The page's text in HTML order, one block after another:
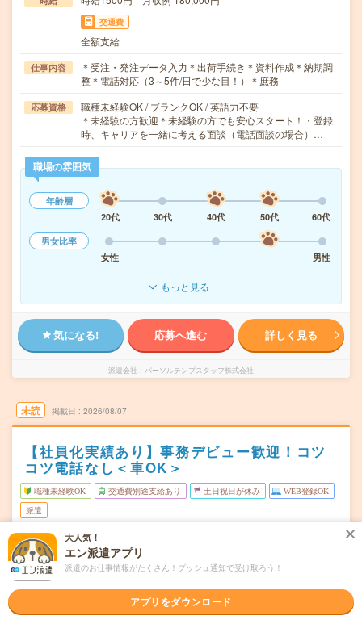
交通費
全額支給
仕事内容
＊受注・発注データ入力＊出荷手続き＊資料作成＊納期調
整＊電話対応（3～5件/日で少な目！）＊庶務
応募資格
職種未経験OK / ブランクOK / 英語力不要
＊未経験の方歓迎＊未経験の方でも安心スタート！・登録
時、キャリアを一緒に考える面談（電話面談の場合）…
職場の雰囲気
年齢層
20代
30代 40代 50代
60代
男女比率
女性
男性
もっと見る
気になる! 応募へ進む 詳しく見る
派遣会社 パーソルテンプスタッフ株式会社
未読 掲載日 2026/08/07
【社員化実績あり】事務デビュー歓迎！コツ
コツ電話なし＜車OK＞
職種未経験OK 交通費別途支給あり 土日祝日が休み WEB登録OK
派遣
勤務地
兵庫県加古川市
東加古川駅から車6分
曜日頻度
大人気！
エン派遣アプリ
派遣のお仕事情報がたくさん！プッシュ通知で受け取ろう！
アプリをダウンロード